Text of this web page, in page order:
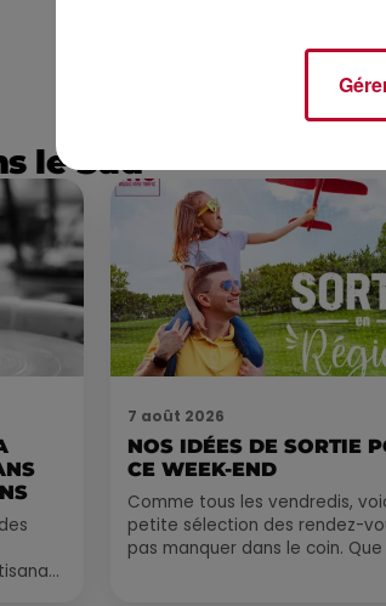
le Sud
7 août 2026
NOS IDÉES DE SORTIE
CE WEEK-END
Comme tous les vendredis,
petite sélection des rendez-
pas manquer dans le coin. Que